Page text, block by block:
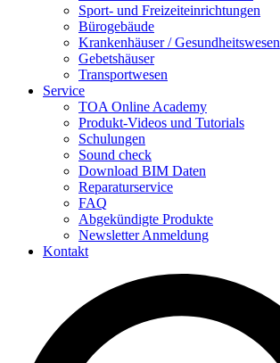
Sport- und Freizeiteinrichtungen
Bürogebäude
Krankenhäuser / Gesundheitswesen
Gebetshäuser
Transportwesen
Service
TOA Online Academy
Produkt-Videos und Tutorials
Schulungen
Sound check
Download BIM Daten
Reparaturservice
FAQ
Abgekündigte Produkte
Newsletter Anmeldung
Kontakt